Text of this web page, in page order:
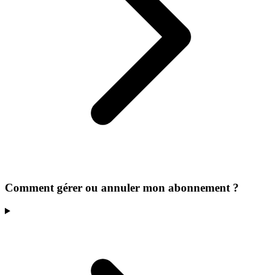
Comment gérer ou annuler mon abonnement ?